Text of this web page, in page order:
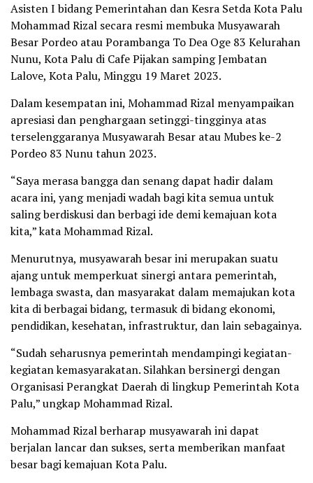
Asisten I bidang Pemerintahan dan Kesra Setda Kota Palu
Mohammad Rizal secara resmi membuka Musyawarah
Besar Pordeo atau Porambanga To Dea Oge 83 Kelurahan
Nunu, Kota Palu di Cafe Pijakan samping Jembatan
Lalove, Kota Palu, Minggu 19 Maret 2023.
Dalam kesempatan ini, Mohammad Rizal menyampaikan
apresiasi dan penghargaan setinggi-tingginya atas
terselenggaranya Musyawarah Besar atau Mubes ke-2
Pordeo 83 Nunu tahun 2023.
“Saya merasa bangga dan senang dapat hadir dalam
acara ini, yang menjadi wadah bagi kita semua untuk
saling berdiskusi dan berbagi ide demi kemajuan kota
kita,” kata Mohammad Rizal.
Menurutnya, musyawarah besar ini merupakan suatu
ajang untuk memperkuat sinergi antara pemerintah,
lembaga swasta, dan masyarakat dalam memajukan kota
kita di berbagai bidang, termasuk di bidang ekonomi,
pendidikan, kesehatan, infrastruktur, dan lain sebagainya.
“Sudah seharusnya pemerintah mendampingi kegiatan-
kegiatan kemasyarakatan. Silahkan bersinergi dengan
Organisasi Perangkat Daerah di lingkup Pemerintah Kota
Palu,” ungkap Mohammad Rizal.
Mohammad Rizal berharap musyawarah ini dapat
berjalan lancar dan sukses, serta memberikan manfaat
besar bagi kemajuan Kota Palu.